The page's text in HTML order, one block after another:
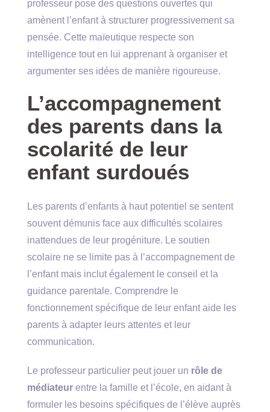
professeur pose des questions ouvertes qui
amènent l’enfant à structurer progressivement sa
pensée. Cette maïeutique respecte son
intelligence tout en lui apprenant à organiser et
argumenter ses idées de manière rigoureuse.
L’accompagnement
des parents dans la
scolarité de leur
enfant surdoués
Les parents d’enfants à haut potentiel se sentent
souvent démunis face aux difficultés scolaires
inattendues de leur progéniture. Le soutien
scolaire ne se limite pas à l’accompagnement de
l’enfant mais inclut également le conseil et la
guidance parentale. Comprendre le
fonctionnement spécifique de leur enfant aide les
parents à adapter leurs attentes et leur
communication.
Le professeur particulier peut jouer un rôle de
médiateur entre la famille et l’école, en aidant à
formuler les besoins spécifiques de l’élève auprès